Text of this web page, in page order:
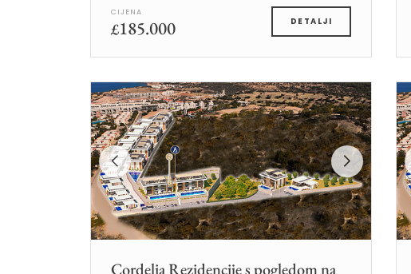
CIJENA
£185.000 DETALJI
Cordelia Rezidencije s pogledom na